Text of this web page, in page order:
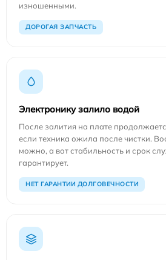
изношенными.
ДОРОГАЯ ЗАПЧАСТЬ
Электронику залило водой
После залития на плате
если техника ожила после чистки.
можно, а вот стабильность и срок
гарантирует.
НЕТ ГАРАНТИИ ДОЛГОВЕЧНОСТИ